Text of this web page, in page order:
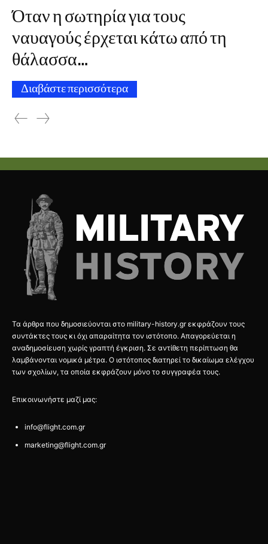
Όταν η σωτηρία για τους
ναυαγούς έρχεται κάτω από τη
θάλασσα…
Διαβάστε περισσότερα
Τα άρθρα που δημοσιεύονται στο military-history.gr εκφράζουν τους
συντάκτες τους κι όχι απαραίτητα τον ιστότοπο. Απαγορεύεται η
αναδημοσίευση χωρίς γραπτή έγκριση. Σε αντίθετη περίπτωση θα
λαμβάνονται νομικά μέτρα. Ο ιστότοπος διατηρεί το δικαίωμα ελέγχου
των σχολίων, τα οποία εκφράζουν μόνο το συγγραφέα τους.
Επικοινωνήστε μαζί μας:
info@flight.com.gr
marketing@flight.com.gr